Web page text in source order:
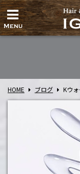
Menu
HOME ブログ Kウ